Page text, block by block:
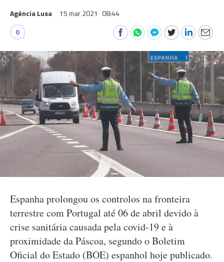
Agência Lusa 15 mar 2021 08:44
0
Espanha prolongou os controlos na fronteira
terrestre com Portugal até 06 de abril devido à
crise sanitária causada pela covid-19 e à
proximidade da Páscoa, segundo o Boletim
Oficial do Estado (BOE) espanhol hoje publicado.